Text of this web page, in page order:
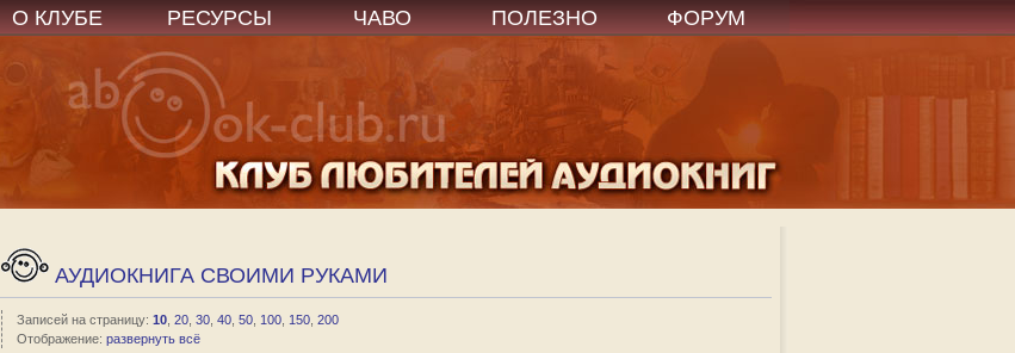
О КЛУБЕ РЕСУРСЫ ЧАВО ПОЛЕЗНО ФОРУМ
АУДИОКНИГА СВОИМИ РУКАМИ
Записей на страницу: 10, 20, 30, 40, 50, 100, 150, 200
Отображение: развернуть всё